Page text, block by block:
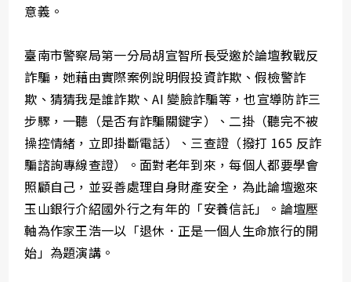
意義。
臺南市警察局第一分局胡宣智所長受邀於論壇教戰反
詐騙，她藉由實際案例說明假投資詐欺、假檢警詐
欺、猜猜我是誰詐欺、AI 變臉詐騙等，也宣導防詐三
步驟，一聽（是否有詐騙關鍵字）、二掛（聽完不被
操控情緒，立即掛斷電話）、三查證（撥打 165 反詐
騙諮詢專線查證）。面對老年到來，每個人都要學會
照顧自己，並妥善處理自身財產安全，為此論壇邀來
玉山銀行介紹國外行之有年的「安養信託」。論壇壓
軸為作家王浩一以「退休．正是一個人生命旅行的開
始」為題演講。